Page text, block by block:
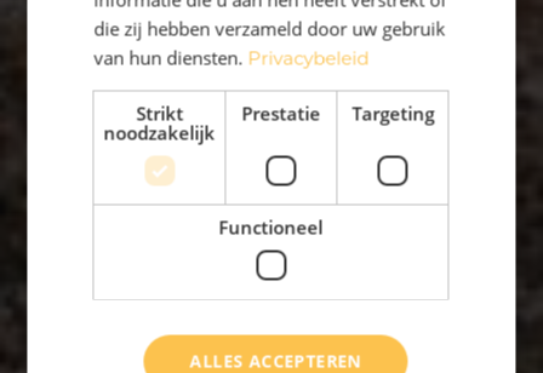
die zij hebben verzameld door uw gebruik
van hun diensten. Privacybeleid
Strikt
noodzakelijk
Prestatie Targeting
Functioneel
ALLES ACCEPTEREN